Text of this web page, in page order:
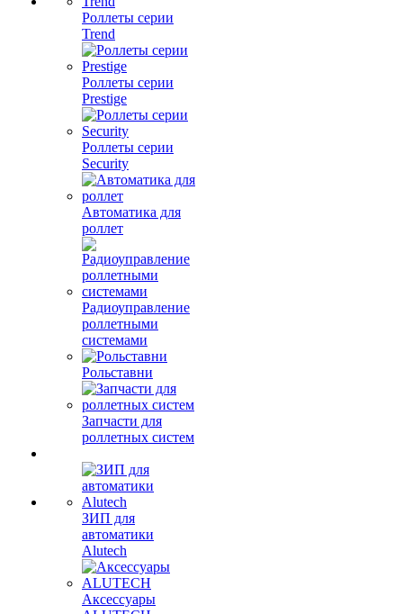
Роллеты серии
Trend
Роллеты серии
Prestige
Роллеты серии
Security
Автоматика для
роллет
Радиоуправление
роллетными
системами
Рольставни
Запчасти для
роллетных систем
ЗИП для
автоматики
Alutech
Аксессуары